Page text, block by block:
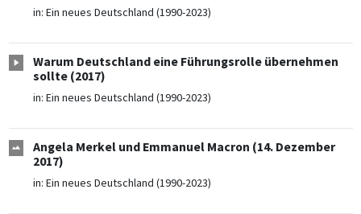
in: Ein neues Deutschland (1990-2023)
Warum Deutschland eine Führungsrolle übernehmen
sollte (2017)
in: Ein neues Deutschland (1990-2023)
Angela Merkel und Emmanuel Macron (14. Dezember
2017)
in: Ein neues Deutschland (1990-2023)